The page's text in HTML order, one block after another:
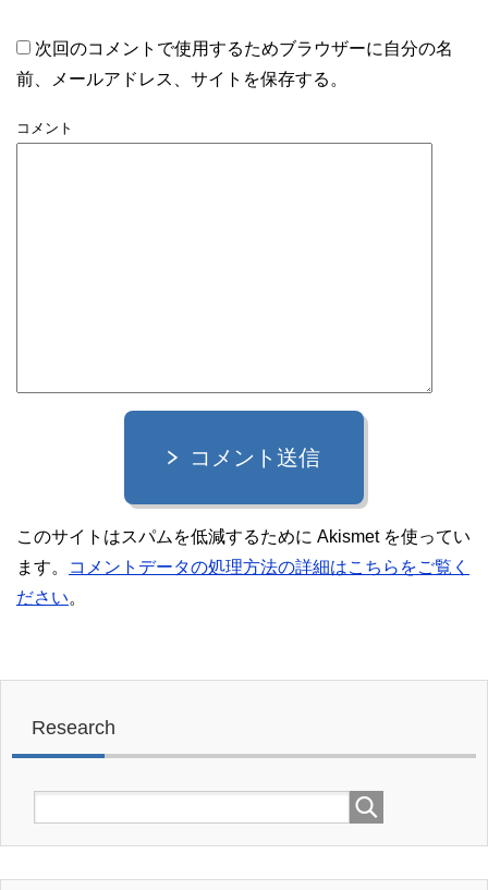
次回のコメントで使用するためブラウザーに自分の名
前、メールアドレス、サイトを保存する。
コメント
コメント送信
このサイトはスパムを低減するために Akismet を使ってい
ます。
コメントデータの処理方法の詳細はこちらをご覧く
ださい。
Research